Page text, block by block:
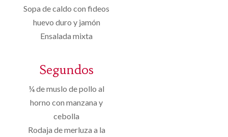
Sopa de caldo con fideos
huevo duro y jamón
Ensalada mixta
Segundos
¼ de muslo de pollo al
horno con manzana y
cebolla
Rodaja de merluza a la